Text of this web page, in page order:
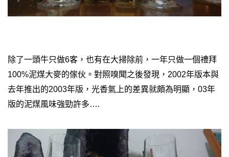
除了一頭牛只做6客，也有在大掃除前，一年只做一個禮拜
100%泥煤大麥的傢伙。對照嗅聞之後發現，2002年版本與
去年推出的2003年版， 光香氣上的差異就頗為明顯， 03年
版的泥煤風味強勁許多….